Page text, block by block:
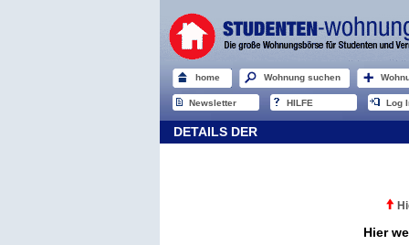
home Wohnung suchen
Newsletter HILFE Log
DETAILS DER
Hier